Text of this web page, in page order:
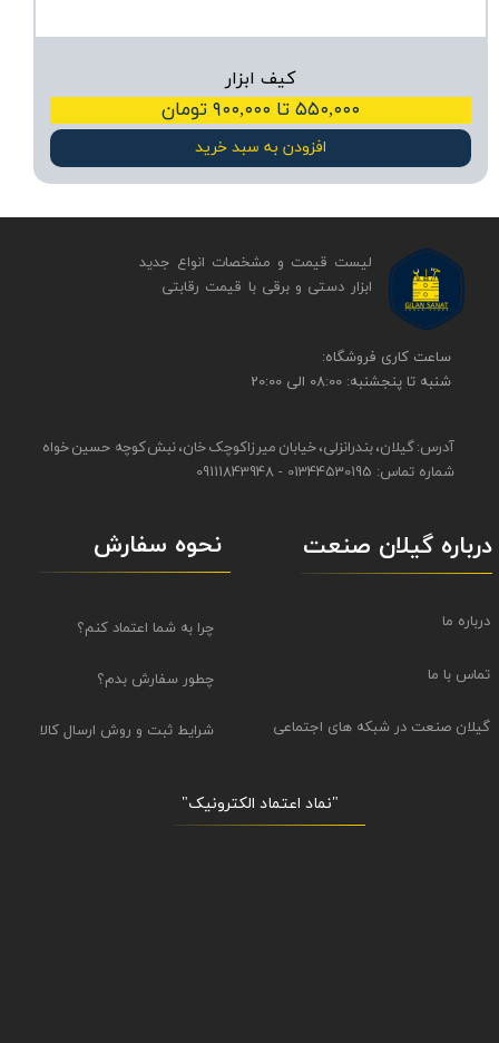
کیف ابزار
۵۵۰,۰۰۰ تا ۹۰۰,۰۰۰ تومان
افزودن به سبد خرید
​​ساعت کاری فروشگاه:
شنبه تا پنجشنبه: 08:00 الی 20:00
آدرس: گیلان، بندرانزلی، خیابان میرزاکوچک خان، نبش کوچه حسین خواه
شماره تماس: 01344530195 - 09111843948
لیست قیمت و مشخصات انواع جدید
ابزار دستی و برقی ​​​​​​​با قیمت رقابتی
نحوه سفارش
چرا به شما اعتماد کنم؟
چطور سفارش بدم؟
شرایط ثبت و روش ارسال کالا
"نماد اعتماد الکترونیک​​​​​​​"
درباره گیلان صنعت
درباره ما
تماس با ما
گیلان صنعت در شبکه های اجتماعی